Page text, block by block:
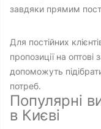
завдяки прямим
Для постійних
пропозиції на
допоможуть
потреб.
Популярні
в Києві